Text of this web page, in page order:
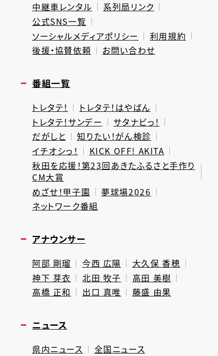
中継車レンタル
系列局リンク
公式SNS一覧
ソーシャルメディアポリシー
利用規約
後援・協賛依頼
お問い合わせ
番組一覧
トレタテ！
トレタテ！はやばん
トレタテ！サンデー
サタナビっ！
だがしと
知りたい！がん検診
イチオシっ！
KICK OFF! AKITA
秋田を応援！第23回あきたふるさと手作り
CM大賞
めざせ！甲子園
夢球場2026
ネットワーク番組
アナウンサー
阿部 剛瑠 今西 広陽
大久保 香穂
神下 芽衣
北田 牧子
高田 美樹
高橋 正和
出口 真唯 藤盛 由果
ニュース
県内ニュース 全国ニュース